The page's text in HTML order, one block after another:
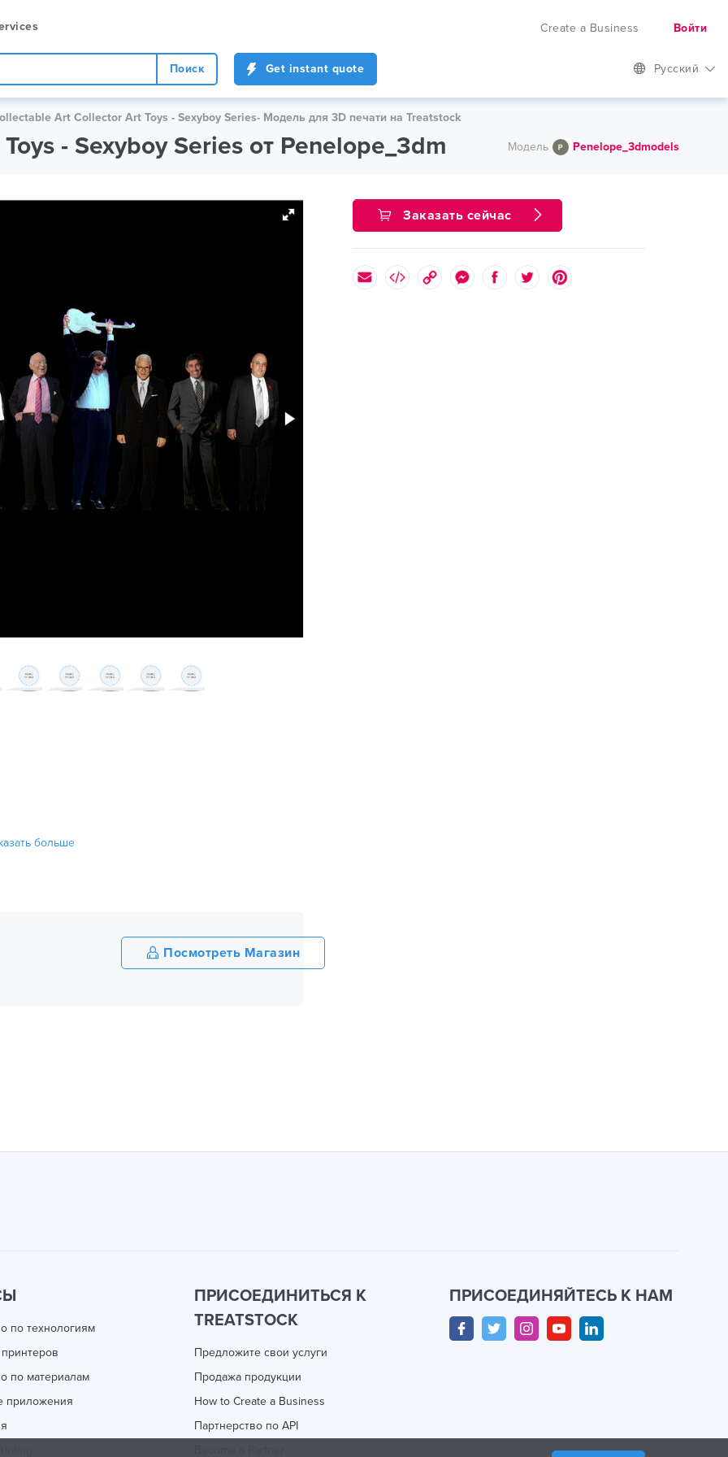
Create a Business Войти
Поиск Get instant quote Русский
Art Collector Art Toys - Sexyboy Series- Модель для 3D печати на Treatstock
- Sexyboy Series от Penelope_3dm Модель Penelope_3dmodels
Заказать сейчас
больше
Посмотреть Магазин
по технологиям
по материалам
приложения
ПРИСОЕДИНИТЬСЯ К
TREATSTOCK
Предложите свои услуги
Продажа продукции
How to Create a Business
Партнерство по API
ПРИСОЕДИНЯЙТЕСЬ К НАМ